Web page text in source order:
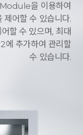
을 이용하여
어할 수 있습니다.
할 수 있으며, 최대
에 추가하여 관리할
수 있습니다.